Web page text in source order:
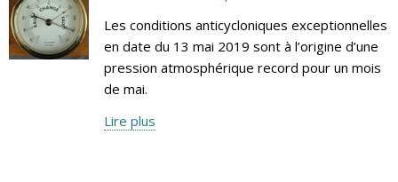
Les conditions anticycloniques exceptionnelles
en date du 13 mai 2019 sont à l’origine d’une
pression atmosphérique record pour un mois
de mai.
Lire plus